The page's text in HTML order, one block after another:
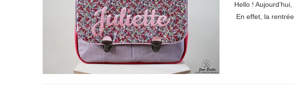
Hello !
En effet, la